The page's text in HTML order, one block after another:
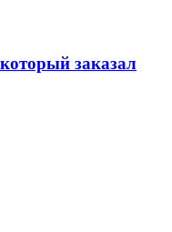
заказал